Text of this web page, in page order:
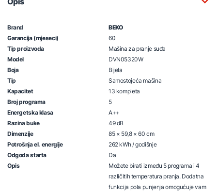
Brand
BEKO
Garancija (mjeseci)
60
Tip proizvoda
Mašina za pranje suđa
Model
DVN05320W
Boja
Bijela
Tip
Samostojeća mašina
Kapacitet
13 kompleta
Broj programa
5
Energetska klasa
A++
Razina buke
49 dB
Dimenzije
85 × 59,8 × 60 cm
Potrošnja el. energije
262 kWh / godišnje
Odgoda starta
Da
Opis
Možete birati između 5 programa i 4
različitih temperatura pranja. Dodatna
funkcija pola punjenja omogućuje vam